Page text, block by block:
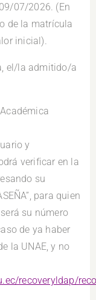
07/2026. (En
de la matrícula
inicial).
el/la admitido/a
y
verificar en la
su
para quien
su número
de ya haber
la UNAE, y no
recoveryldap/